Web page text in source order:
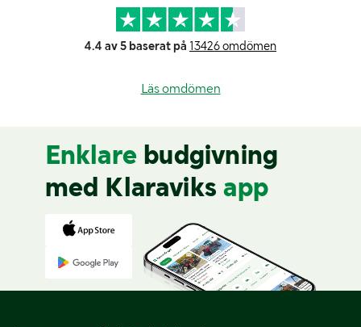
4.4 av 5 baserat på 13426 omdömen
Läs omdömen
Enklare budgivning
med Klaraviks app